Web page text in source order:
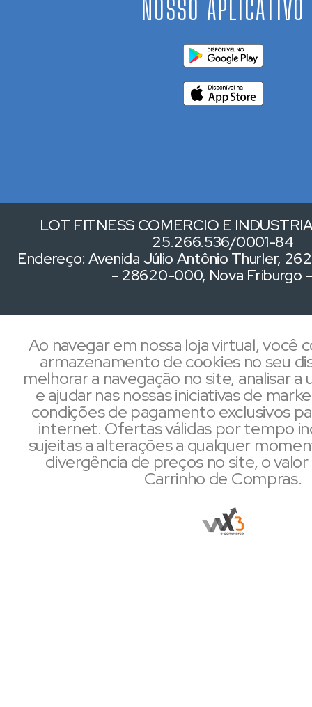
NOSSO APLICATIVO
LOT FITNESS COMERCIO E
25.266.536/0001-84
Endereço: Avenida Júlio Antônio Thurler,
- 28620-000, Nova Friburgo
Ao navegar em nossa loja virtual, você
armazenamento de cookies no seu
melhorar a navegação no site, analisar a
e ajudar nas nossas iniciativas de
condições de pagamento exclusivos
internet. Ofertas válidas por tempo
sujeitas a alterações a qualquer
divergência de preços no site, o
Carrinho de Compras.